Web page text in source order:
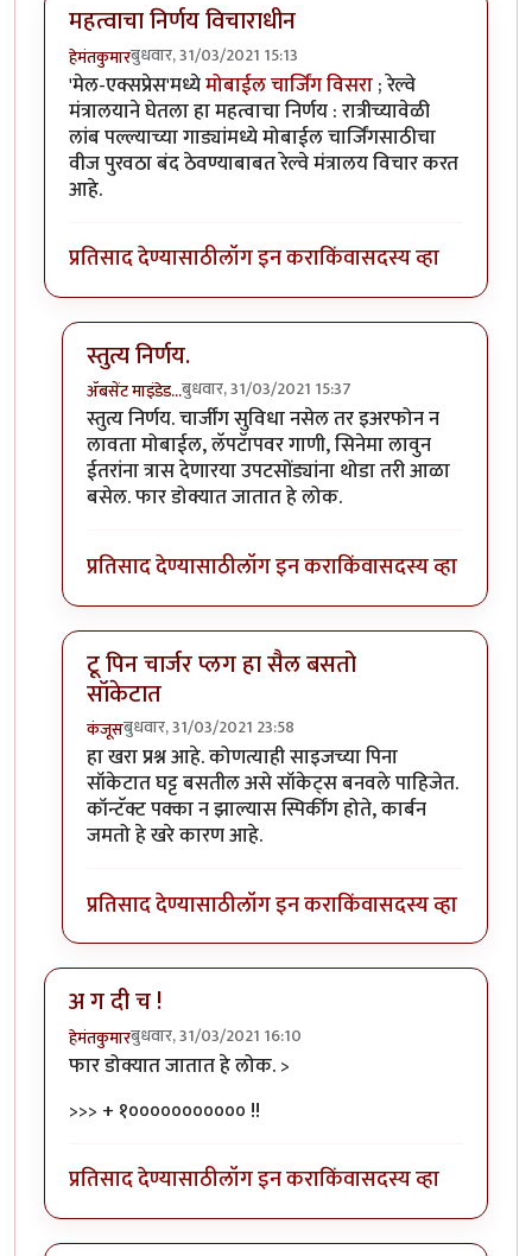
महत्वाचा निर्णय विचाराधीन
हेमंतकुमारबुधवार, 31/03/2021 15:13
'मेल-एक्सप्रेस'मध्येमोबाईल चार्जिंग विसरा; रेल्वे
मंत्रालयाने घेतला हा महत्वाचा निर्णय : रात्रीच्यावेळी
लांब पल्ल्याच्या गाड्यांमध्ये मोबाईल चार्जिंगसाठीचा
वीज पुरवठा बंद ठेवण्याबाबत रेल्वे मंत्रालय विचार करत
आहे.
प्रतिसाद देण्यासाठीलॉग इन कराकिंवासदस्य व्हा
स्तुत्य निर्णय.
ॲबसेंट माइंडेड…बुधवार, 31/03/2021 15:37
In reply toमहत्वाचा निर्णय विचाराधीनbyहेमंतकुमार
स्तुत्य निर्णय. चार्जींग सुविधा नसेल तर इअरफोन न
लावता मोबाईल, लॅपटॅापवर गाणी, सिनेमा लावुन
ईतरांना त्रास देणारया उपटसोंड्यांना थोडा तरी आळा
बसेल. फार डोक्यात जातात हे लोक.
प्रतिसाद देण्यासाठीलॉग इन कराकिंवासदस्य व्हा
टू पिन चार्जर प्लग हा सैल बसतो
सॉकेटात
कंजूसबुधवार, 31/03/2021 23:58
In reply toमहत्वाचा निर्णय विचाराधीनby
हा खरा प्रश्न आहे. कोणत्याही साइजच्या पिना
सॉकेटात घट्ट बसतील असे सॉकेट्स बनवले पाहिजेत.
कॉन्टॅक्ट पक्का न झाल्यास स्पिर्कींग होते, कार्बन
जमतो हे खरे कारण आहे.
प्रतिसाद देण्यासाठीलॉग इन कराकिंवासदस्य व्हा
अ ग दी च !
हेमंतकुमारबुधवार, 31/03/2021 16:10
फार डोक्यात जातात हे लोक. >
>>> + १००००००००००० !!
प्रतिसाद देण्यासाठीलॉग इन कराकिंवासदस्य व्हा